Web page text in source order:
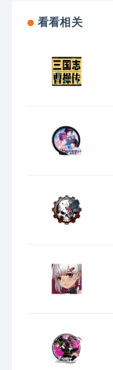
看看相关